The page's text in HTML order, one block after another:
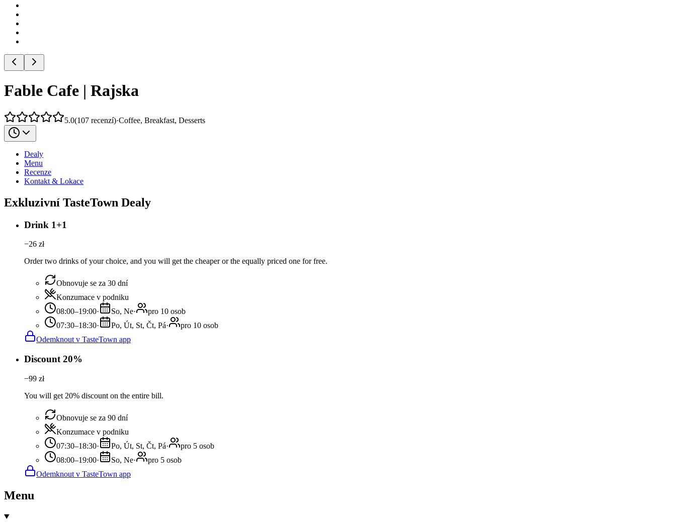
Fable Cafe | Rajska
5.0(107 recenzí)·Coffee, Breakfast, Desserts
Dealy
Menu
Recenze
Kontakt & Lokace
Exkluzivní TasteTown Dealy
Drink 1+1
−26 zł
Order two drinks of your choice, and you will get the cheaper or the equally priced one for free.
Obnovuje se za 30 dní
Konzumace v podniku
08:00–19:00· So, Ne·
pro 10 osob
07:30–18:30· Po, Út, St, Čt, Pá·
pro 10 osob
Odemknout v TasteTown app
Discount 20%
−99 zł
You will get 20% discount on the entire bill.
Obnovuje se za 90 dní
Konzumace v podniku
07:30–18:30· Po, Út, St, Čt, Pá·
pro 5 osob
08:00–19:00· So, Ne·
pro 5 osob
Odemknout v TasteTown app
Menu